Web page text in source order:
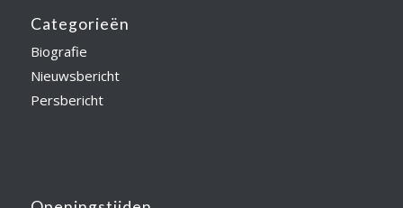
Categorieën
Biografie
Nieuwsbericht
Persbericht